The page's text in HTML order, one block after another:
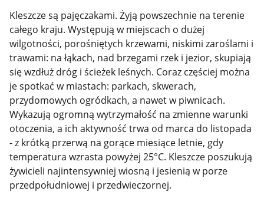
Kleszcze są pajęczakami. Żyją powszechnie na terenie
całego kraju. Występują w miejscach o dużej
wilgotności, porośniętych krzewami, niskimi zaroślami i
trawami: na łąkach, nad brzegami rzek i jezior, skupiają
się wzdłuż dróg i ścieżek leśnych. Coraz częściej można
je spotkać w miastach: parkach, skwerach,
przydomowych ogródkach, a nawet w piwnicach.
Wykazują ogromną wytrzymałość na zmienne warunki
otoczenia, a ich aktywność trwa od marca do listopada
- z krótką przerwą na gorące miesiące letnie, gdy
temperatura wzrasta powyżej 25°C. Kleszcze poszukują
żywicieli najintensywniej wiosną i jesienią w porze
przedpołudniowej i przedwieczornej.